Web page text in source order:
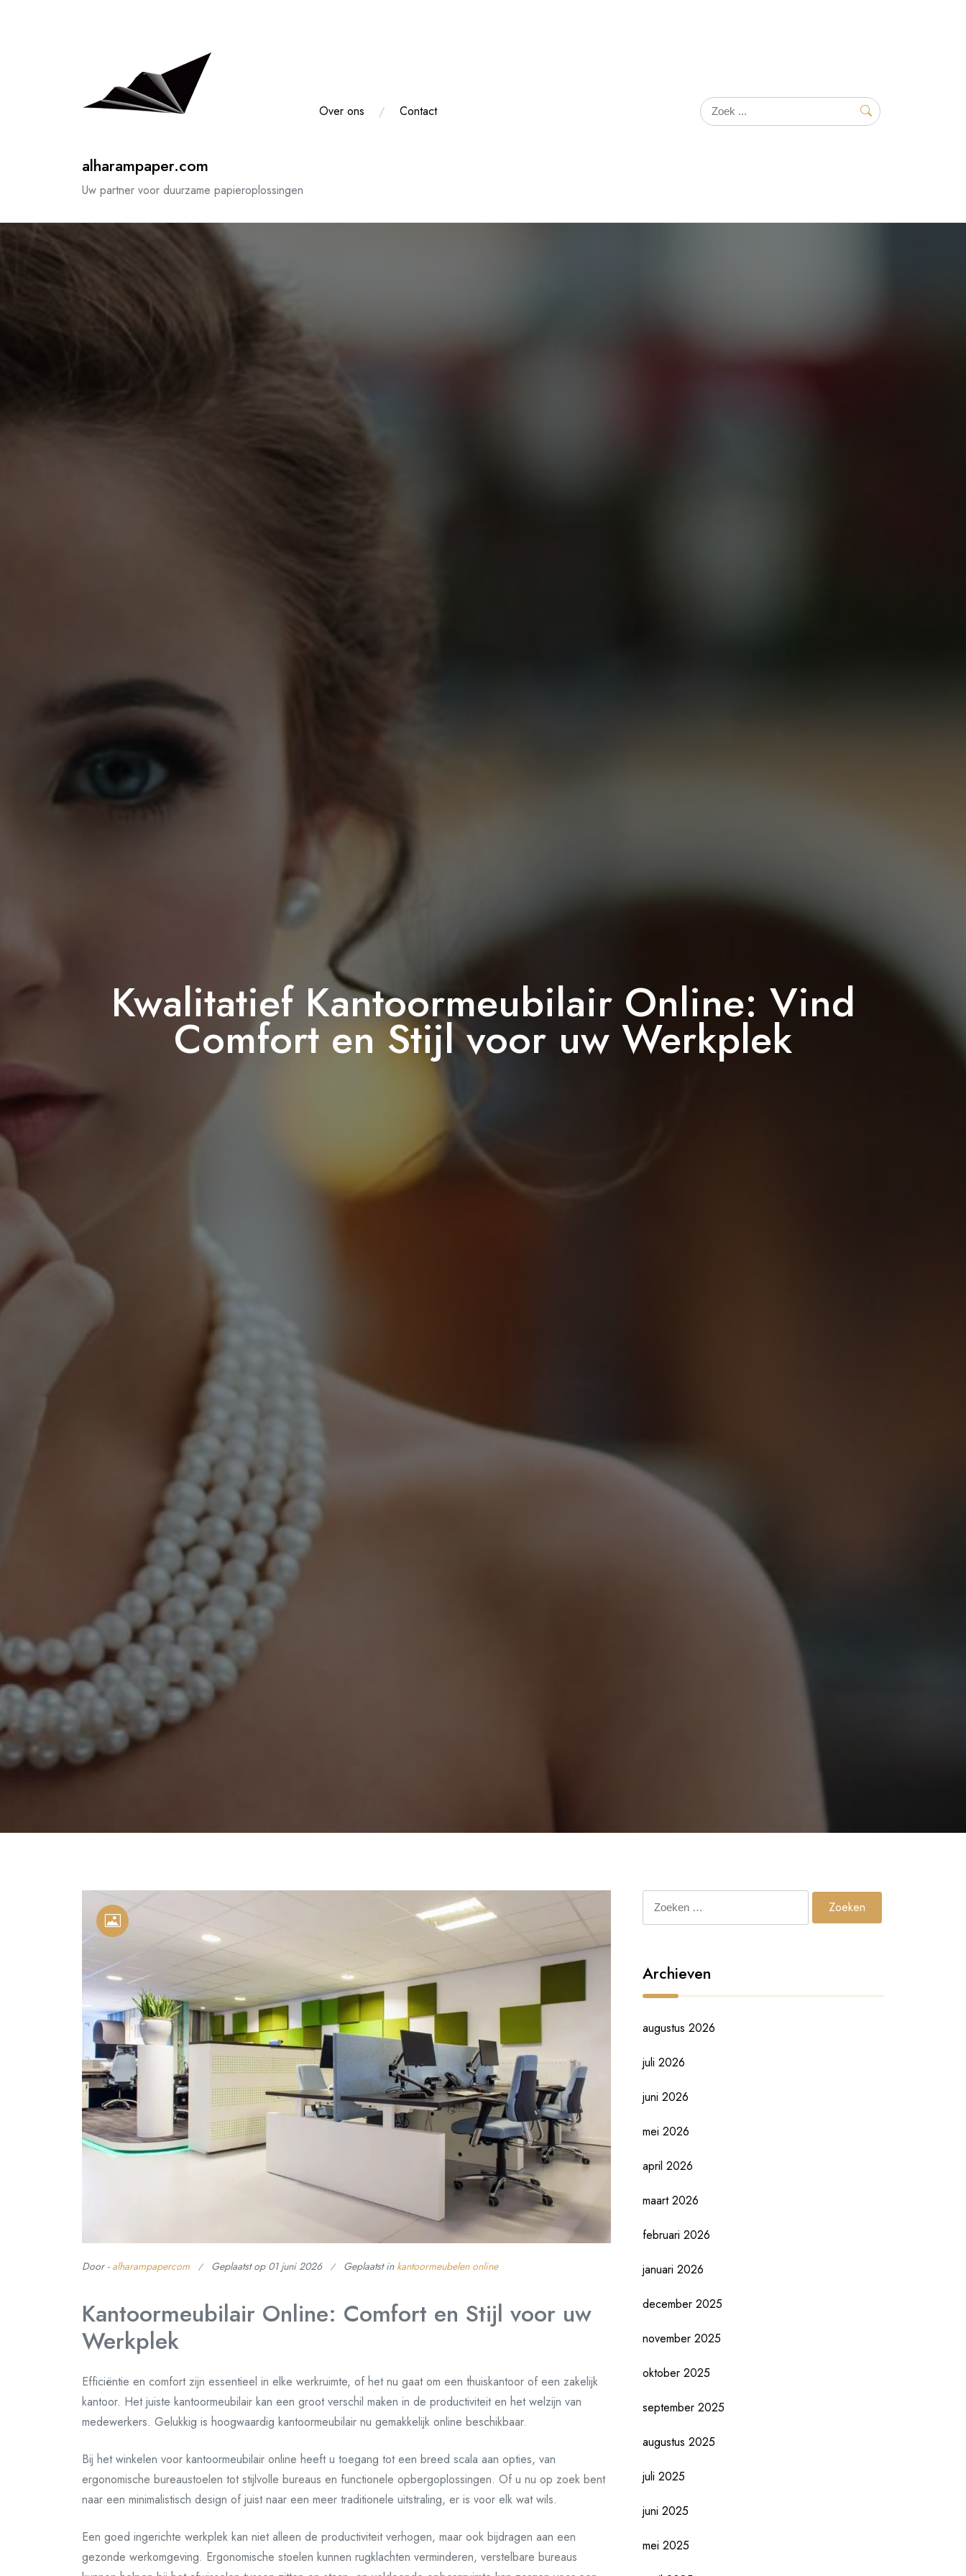
alharampaper.com
Uw partner voor duurzame papieroplossingen
Over ons Contact
Kwalitatief Kantoormeubilair Online: Vind
Comfort en Stijl voor uw Werkplek
Door - alharampapercom Geplaatst op 01 juni 2026 Geplaatst in kantoormeubelen online
Kantoormeubilair Online: Comfort en Stijl voor uw
Werkplek
Efficiëntie en comfort zijn essentieel in elke werkruimte, of het nu gaat om een thuiskantoor of een zakelijk
kantoor. Het juiste kantoormeubilair kan een groot verschil maken in de productiviteit en het welzijn van
medewerkers. Gelukkig is hoogwaardig kantoormeubilair nu gemakkelijk online beschikbaar.
Bij het winkelen voor kantoormeubilair online heeft u toegang tot een breed scala aan opties, van
ergonomische bureaustoelen tot stijlvolle bureaus en functionele opbergoplossingen. Of u nu op zoek bent
naar een minimalistisch design of juist naar een meer traditionele uitstraling, er is voor elk wat wils.
Een goed ingerichte werkplek kan niet alleen de productiviteit verhogen, maar ook bijdragen aan een
gezonde werkomgeving. Ergonomische stoelen kunnen rugklachten verminderen, verstelbare bureaus
Zoeken
naar:
Archieven
augustus 2026
juli 2026
juni 2026
mei 2026
april 2026
maart 2026
februari 2026
januari 2026
december 2025
november 2025
oktober 2025
september 2025
augustus 2025
juli 2025
juni 2025
mei 2025